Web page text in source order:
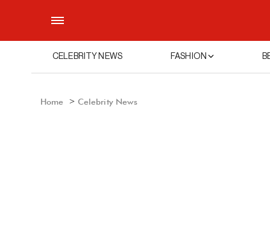
CELEBRITY NEWS FASHION
Home Celebrity News